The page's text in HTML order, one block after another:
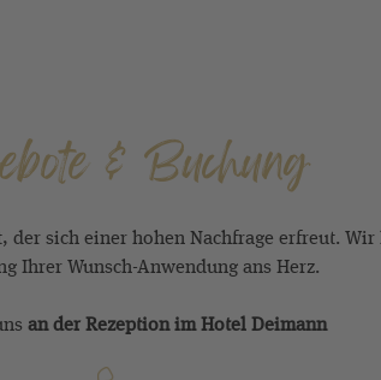
& Buchung
sich einer hohen Nachfrage erfreut.
Ihrer Wunsch-Anwendung ans Herz.
an der Rezeption im Hotel Deimann